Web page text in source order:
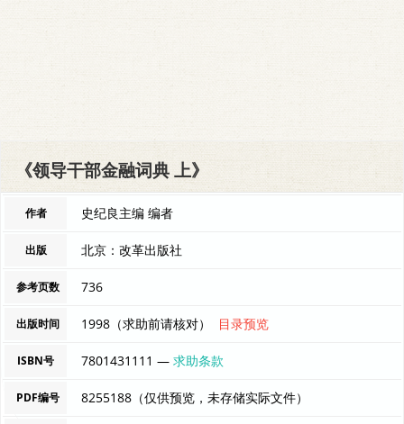
《领导干部金融词典 上》
作者 史纪良主编 编者
出版 北京：改革出版社
参考页数 736
出版时间 1998（求助前请核对） 目录预览
ISBN号 7801431111 —求助条款
PDF编号 8255188（仅供预览，未存储实际文件）